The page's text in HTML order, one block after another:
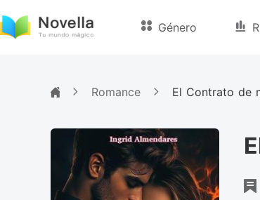
Género
Romance El Contrato de